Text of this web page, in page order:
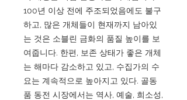
100년 이상 전에 주조되었음에도 불구
하고, 많은 개체들이 현재까지 남아있
는 것은 소블린 금화의 품질 높이를 보
여줍니다. 한편, 보존 상태가 좋은 개체
는 해마다 감소하고 있고, 수집가의 수
요는 계속적으로 높아지고 있다. 골동
품 동전 시장에서는 역사, 예술, 희소성,